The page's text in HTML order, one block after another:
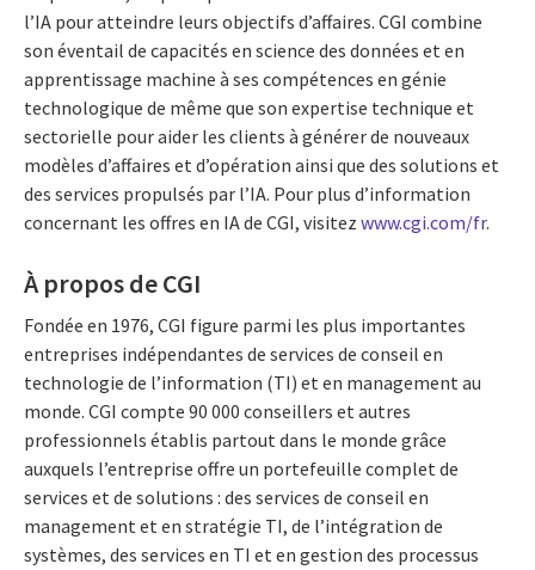
l’IA pour atteindre leurs objectifs d’affaires. CGI combine
son éventail de capacités en science des données et en
apprentissage machine à ses compétences en génie
technologique de même que son expertise technique et
sectorielle pour aider les clients à générer de nouveaux
modèles d’affaires et d’opération ainsi que des solutions et
des services propulsés par l’IA. Pour plus d’information
concernant les offres en IA de CGI, visitez www.cgi.com/fr.
À propos de CGI
Fondée en 1976, CGI figure parmi les plus importantes
entreprises indépendantes de services de conseil en
technologie de l’information (TI) et en management au
monde. CGI compte 90 000 conseillers et autres
professionnels établis partout dans le monde grâce
auxquels l’entreprise offre un portefeuille complet de
services et de solutions : des services de conseil en
management et en stratégie TI, de l’intégration de
systèmes, des services en TI et en gestion des processus